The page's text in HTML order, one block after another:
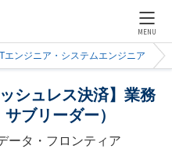
MENU
ITエンジニア・システムエンジニア
シュレス決済】業務
ブリーダー）
ータ・フロンティア